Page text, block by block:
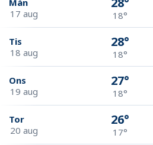
17 aug
18°
Tis
18 aug
28°
18°
Ons
19 aug
27°
18°
Tor
20 aug
26°
17°